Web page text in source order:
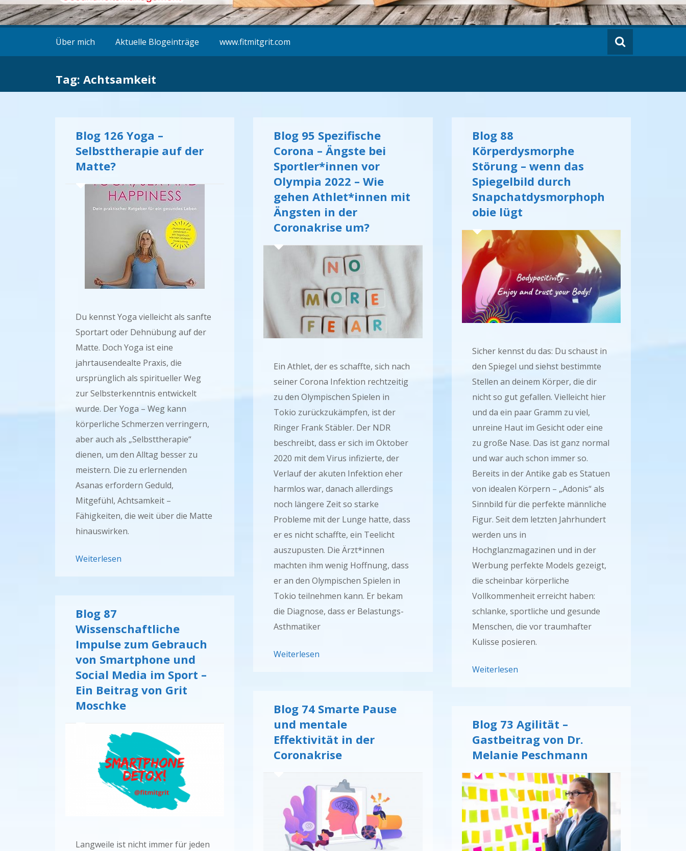
Über mich Aktuelle Blogeinträge www.fitmitgrit.com
Tag: Achtsamkeit
Blog 126 Yoga –
Selbsttherapie auf der
Matte?
Du kennst Yoga vielleicht als sanfte
Sportart oder Dehnübung auf der
Matte. Doch Yoga ist eine
jahrtausendealte Praxis, die
ursprünglich als spiritueller Weg
zur Selbsterkenntnis entwickelt
wurde. Der Yoga – Weg kann
körperliche Schmerzen verringern,
aber auch als „Selbsttherapie“
dienen, um den Alltag besser zu
meistern. Die zu erlernenden
Asanas erfordern Geduld,
Mitgefühl, Achtsamkeit –
Fähigkeiten, die weit über die Matte
hinauswirken.
Weiterlesen
Blog 95 Spezifische
Corona – Ängste bei
Sportler*innen vor
Olympia 2022 – Wie
gehen Athlet*innen mit
Ängsten in der
Coronakrise um?
Ein Athlet, der es schaffte, sich nach
seiner Corona Infektion rechtzeitig
zu den Olympischen Spielen in
Tokio zurückzukämpfen, ist der
Ringer Frank Stäbler. Der NDR
beschreibt, dass er sich im Oktober
2020 mit dem Virus infizierte, der
Verlauf der akuten Infektion eher
harmlos war, danach allerdings
noch längere Zeit so starke
Probleme mit der Lunge hatte, dass
er es nicht schaffte, ein Teelicht
auszupusten. Die Ärzt*innen
machten ihm wenig Hoffnung, dass
er an den Olympischen Spielen in
Tokio teilnehmen kann. Er bekam
die Diagnose, dass er Belastungs-
Asthmatiker
Weiterlesen
Blog 88
Körperdysmorphe
Störung – wenn das
Spiegelbild durch
Snapchatdysmorphoph
obie lügt
Sicher kennst du das: Du schaust in
den Spiegel und siehst bestimmte
Stellen an deinem Körper, die dir
nicht so gut gefallen. Vielleicht hier
und da ein paar Gramm zu viel,
unreine Haut im Gesicht oder eine
zu große Nase. Das ist ganz normal
und war auch schon immer so.
Bereits in der Antike gab es Statuen
von idealen Körpern – „Adonis“ als
Sinnbild für die perfekte männliche
Figur. Seit dem letzten Jahrhundert
werden uns in
Hochglanzmagazinen und in der
Werbung perfekte Models gezeigt,
die scheinbar körperliche
Vollkommenheit erreicht haben:
schlanke, sportliche und gesunde
Menschen, die vor traumhafter
Kulisse posieren.
Weiterlesen
Blog 87
Wissenschaftliche
Impulse zum Gebrauch
von Smartphone und
Social Media im Sport –
Ein Beitrag von Grit
Moschke
Langweile ist nicht immer für jeden
Blog 74 Smarte Pause
und mentale
Effektivität in der
Coronakrise
Blog 73 Agilität –
Gastbeitrag von Dr.
Melanie Peschmann